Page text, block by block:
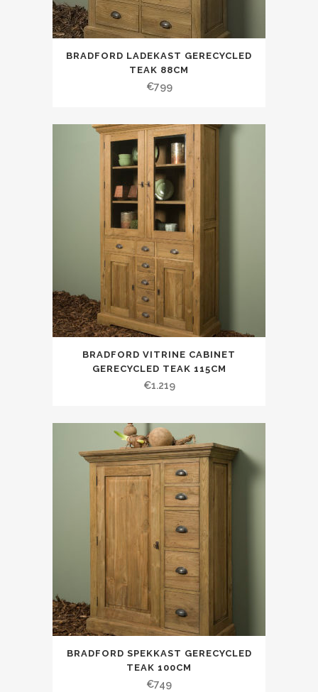
BRADFORD LADEKAST GERECYCLED
TEAK 88CM
€799
BRADFORD VITRINE CABINET
GERECYCLED TEAK 115CM
€1.219
BRADFORD SPEKKAST GERECYCLED
TEAK 100CM
€749